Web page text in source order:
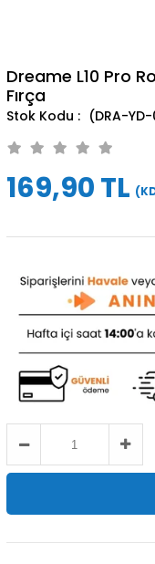
Dreame L10 Pro
Fırça
(DRA-
169,90 TL